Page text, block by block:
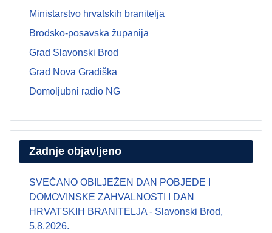
Ministarstvo hrvatskih branitelja
Brodsko-posavska županija
Grad Slavonski Brod
Grad Nova Gradiška
Domoljubni radio NG
Zadnje objavljeno
SVEČANO OBILJEŽEN DAN POBJEDE I
DOMOVINSKE ZAHVALNOSTI I DAN
HRVATSKIH BRANITELJA - Slavonski Brod,
5.8.2026.